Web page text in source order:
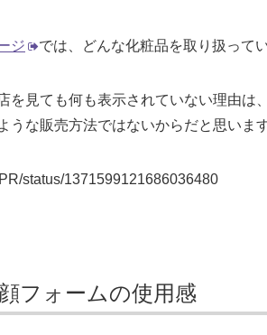
ジ では、どんな化粧品を取り扱って
を見ても何も表示されていない理由は
うな販売方法ではないからだと思います
status/1371599121686036480
フォームの使用感